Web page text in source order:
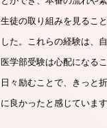
生徒の取り組みを見るこ
した。これらの経験は、
医学部受験は心配になる
日々励むことで、きっと
に良かったと感じていま